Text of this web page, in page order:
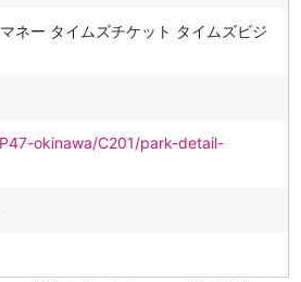
ネー タイムズチケット タイムズビジ
okinawa/C201/park-detail-